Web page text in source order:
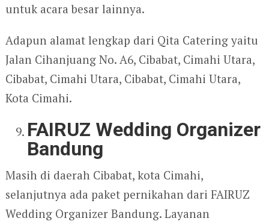
untuk acara besar lainnya.
Adapun alamat lengkap dari Qita Catering yaitu
Jalan Cihanjuang No. A6, Cibabat, Cimahi Utara,
Cibabat, Cimahi Utara, Cibabat, Cimahi Utara,
Kota Cimahi.
FAIRUZ Wedding Organizer
Bandung
Masih di daerah Cibabat, kota Cimahi,
selanjutnya ada paket pernikahan dari FAIRUZ
Wedding Organizer Bandung. Layanan